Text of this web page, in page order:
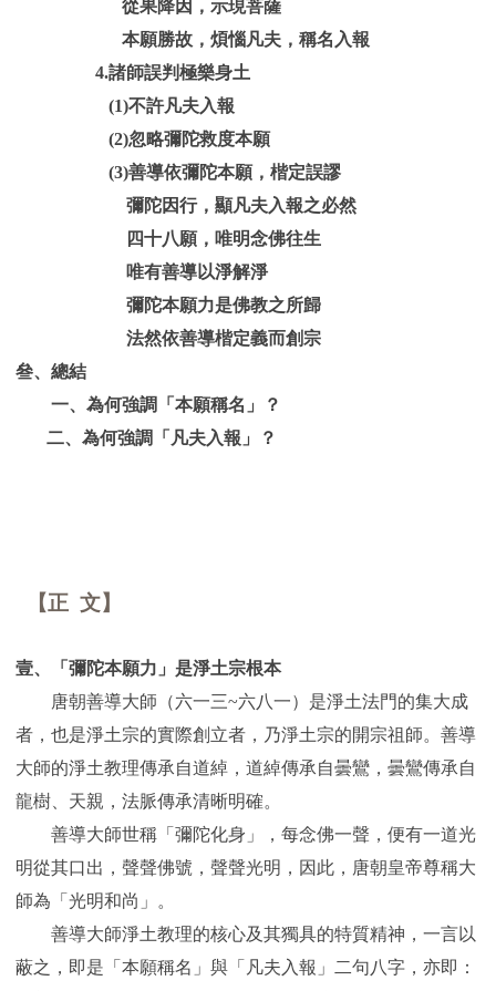
從果降因，示現菩薩
本願勝故，煩惱凡夫，稱名入報
4.諸師誤判極樂身土
(1)不許凡夫入報
(2)忽略彌陀救度本願
(3)善導依彌陀本願，楷定誤謬
彌陀因行，顯凡夫入報之必然
四十八願，唯明念佛往生
唯有善導以淨解淨
彌陀本願力是佛教之所歸
法然依善導楷定義而創宗
叄、總結
一、為何強調「本願稱名」？
二、為何強調「凡夫入報」？
【正 文】
壹、「彌陀本願力」是淨土宗根本
唐朝善導大師（六一三~六八一）是淨土法門的集大成
者，也是淨土宗的實際創立者，乃淨土宗的開宗祖師。善導
大師的淨土教理傳承自道綽，道綽傳承自曇鸞，曇鸞傳承自
龍樹、天親，法脈傳承清晰明確。
善導大師世稱「彌陀化身」，每念佛一聲，便有一道光
明從其口出，聲聲佛號，聲聲光明，因此，唐朝皇帝尊稱大
師為「光明和尚」。
善導大師淨土教理的核心及其獨具的特質精神，一言以
蔽之，即是「本願稱名」與「凡夫入報」二句八字，亦即：